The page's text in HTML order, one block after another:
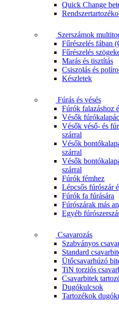
Quick Change
Szerszámok
Fűrészelés fában
Fűrészelés
Marás és tisztítás
Csiszolás és
Készletek
Fúrás és vésés
Fúrók falazáshoz
Vésők
Vésők véső- és
szárral
Vésők
szárral
Vésők
szárral
Fúrók fémhez
Lépcsős fúrószár
Fúrók fa fúrására
Fúrószárak más
Egyéb
Csavarozás
Szabványos
Standard
Ütőcsavarhúzó
TiN torziós
Csavarbitek
Dugókulcsok
Tartozékok